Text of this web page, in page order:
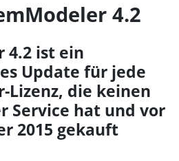
4.2
4.2 ist ein
Update für jede
Lizenz, die keinen
Service hat und vor
2015 gekauft